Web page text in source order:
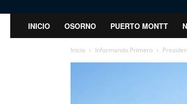
INICIO OSORNO PUERTO MONTT
Inicio Informando Primero